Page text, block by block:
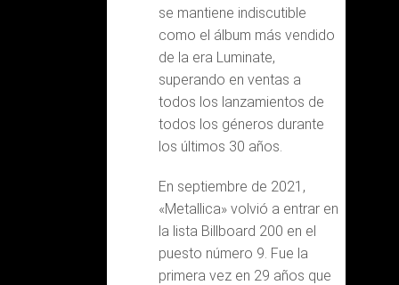
se mantiene indiscutible
como el álbum más vendido
de la era Luminate,
superando en ventas a
todos los lanzamientos de
todos los géneros durante
los últimos 30 años.
En septiembre de 2021,
«Metallica» volvió a entrar en
la lista Billboard 200 en el
puesto número 9. Fue la
primera vez en 29 años que